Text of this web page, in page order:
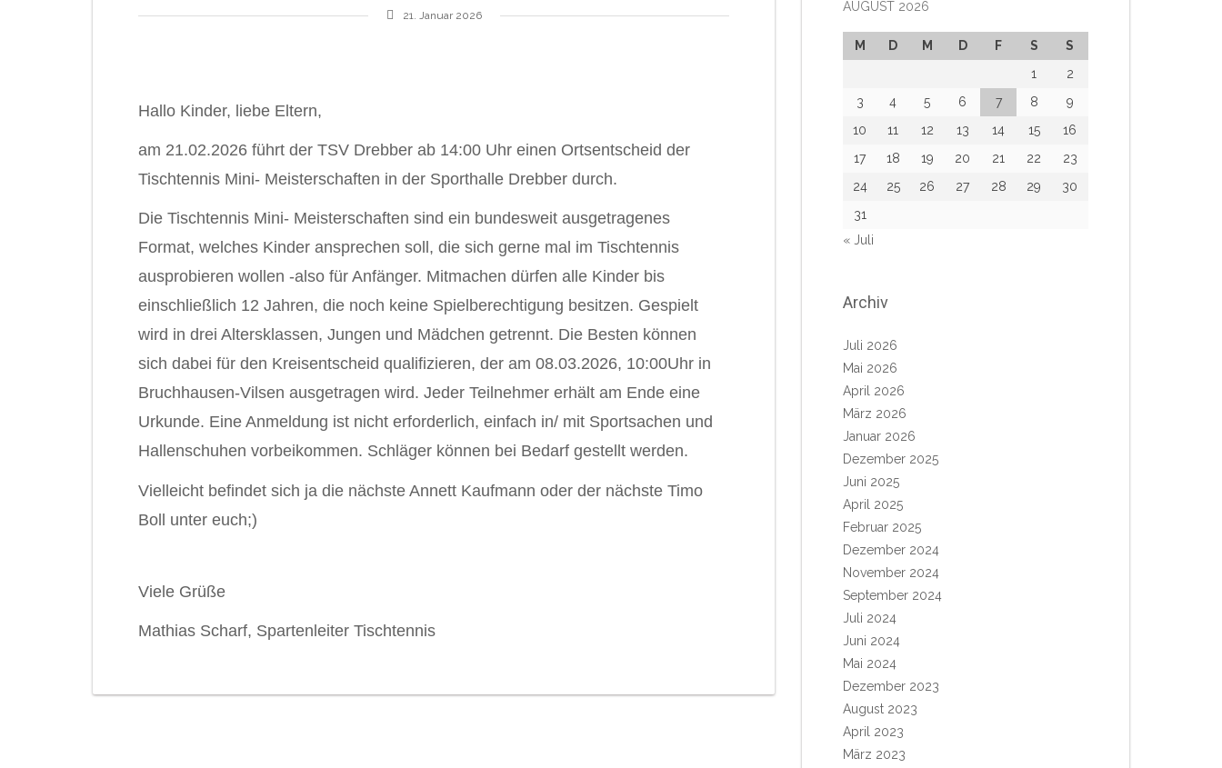
21. Januar 2026
Hallo Kinder, liebe Eltern,
am 21.02.2026 führt der TSV Drebber ab 14:00 Uhr einen Ortsentscheid der
Tischtennis Mini- Meisterschaften in der Sporthalle Drebber durch.
Die Tischtennis Mini- Meisterschaften sind ein bundesweit ausgetragenes
Format, welches Kinder ansprechen soll, die sich gerne mal im Tischtennis
ausprobieren wollen -also für Anfänger. Mitmachen dürfen alle Kinder bis
einschließlich 12 Jahren, die noch keine Spielberechtigung besitzen. Gespielt
wird in drei Altersklassen, Jungen und Mädchen getrennt. Die Besten können
sich dabei für den Kreisentscheid qualifizieren, der am 08.03.2026, 10:00Uhr in
Bruchhausen-Vilsen ausgetragen wird. Jeder Teilnehmer erhält am Ende eine
Urkunde. Eine Anmeldung ist nicht erforderlich, einfach in/ mit Sportsachen und
Hallenschuhen vorbeikommen. Schläger können bei Bedarf gestellt werden.
Vielleicht befindet sich ja die nächste Annett Kaufmann oder der nächste Timo
Boll unter euch;)
Viele Grüße
Mathias Scharf, Spartenleiter Tischtennis
AUGUST 2026
M D M D F S
S
1
2
3
4 5 6 7 8
9
10
11 12 13 14 15
16
17
18 19 20 21 22
23
24
25 26 27 28 29
30
31
« Juli
Archiv
Juli 2026
Mai 2026
April 2026
März 2026
Januar 2026
Dezember 2025
Juni 2025
April 2025
Februar 2025
Dezember 2024
November 2024
September 2024
Juli 2024
Juni 2024
Mai 2024
Dezember 2023
August 2023
April 2023
März 2023